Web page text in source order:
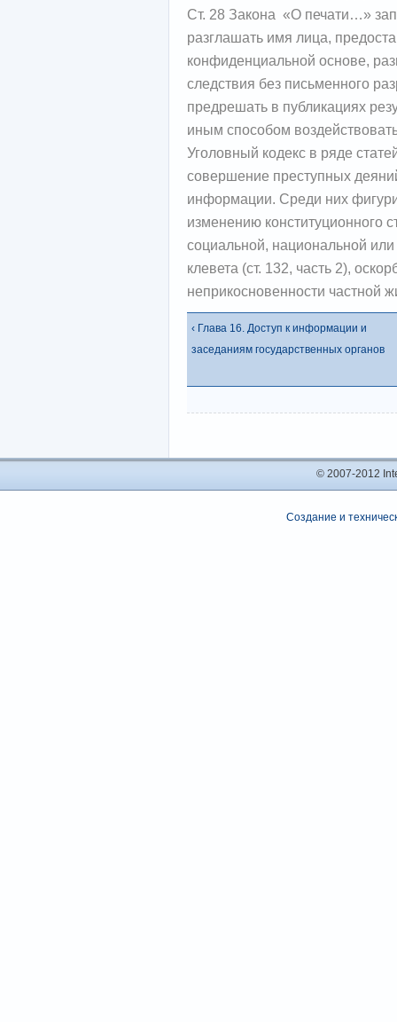
Ст. 28 Закона «О печати…»
разглашать имя лица,
конфиденциальной основе,
следствия без письменного
предрешать в публикациях
иным способом
Уголовный кодекс в ряде
совершение преступных
информации. Среди них
изменению конституционного
социальной, национальной
клевета (ст. 132, часть 2),
неприкосновенности частной
‹ Глава 16. Доступ к информации и
заседаниям государственных органов
© 2007-2012
Создание и